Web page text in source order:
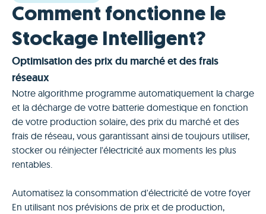
Comment fonctionne le
Stockage Intelligent?
Optimisation des prix du marché et des frais
réseaux
Notre algorithme programme automatiquement la charge
et la décharge de votre batterie domestique en fonction
de votre production solaire, des prix du marché et des
frais de réseau, vous garantissant ainsi de toujours utiliser,
stocker ou réinjecter l'électricité aux moments les plus
rentables.
Automatisez la consommation d'électricité de votre foyer
En utilisant nos prévisions de prix et de production,